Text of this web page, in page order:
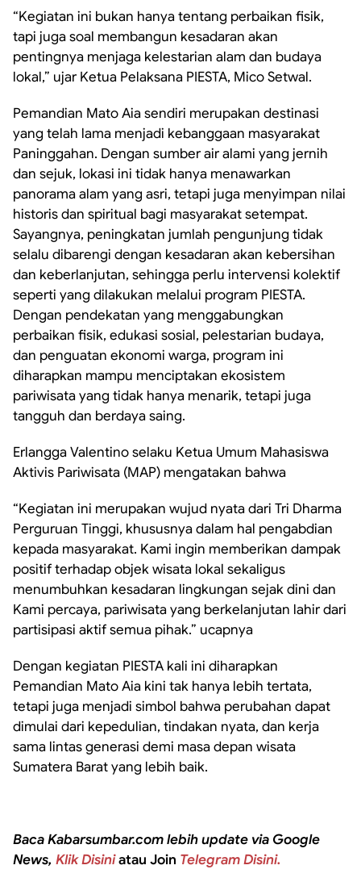
“Kegiatan ini bukan hanya tentang perbaikan fisik,
tapi juga soal membangun kesadaran akan
pentingnya menjaga kelestarian alam dan budaya
lokal,” ujar Ketua Pelaksana PIESTA, Mico Setwal.
Pemandian Mato Aia sendiri merupakan destinasi
yang telah lama menjadi kebanggaan masyarakat
Paninggahan. Dengan sumber air alami yang jernih
dan sejuk, lokasi ini tidak hanya menawarkan
panorama alam yang asri, tetapi juga menyimpan nilai
historis dan spiritual bagi masyarakat setempat.
Sayangnya, peningkatan jumlah pengunjung tidak
selalu dibarengi dengan kesadaran akan kebersihan
dan keberlanjutan, sehingga perlu intervensi kolektif
seperti yang dilakukan melalui program PIESTA.
Dengan pendekatan yang menggabungkan
perbaikan fisik, edukasi sosial, pelestarian budaya,
dan penguatan ekonomi warga, program ini
diharapkan mampu menciptakan ekosistem
pariwisata yang tidak hanya menarik, tetapi juga
tangguh dan berdaya saing.
Erlangga Valentino selaku Ketua Umum Mahasiswa
Aktivis Pariwisata (MAP) mengatakan bahwa
“Kegiatan ini merupakan wujud nyata dari Tri Dharma
Perguruan Tinggi, khususnya dalam hal pengabdian
kepada masyarakat. Kami ingin memberikan dampak
positif terhadap objek wisata lokal sekaligus
menumbuhkan kesadaran lingkungan sejak dini dan
Kami percaya, pariwisata yang berkelanjutan lahir dari
partisipasi aktif semua pihak.” ucapnya
Dengan kegiatan PIESTA kali ini diharapkan
Pemandian Mato Aia kini tak hanya lebih tertata,
tetapi juga menjadi simbol bahwa perubahan dapat
dimulai dari kepedulian, tindakan nyata, dan kerja
sama lintas generasi demi masa depan wisata
Sumatera Barat yang lebih baik.
Baca Kabarsumbar.com lebih update via Google
News, Klik Disiniatau Join Telegram Disini.